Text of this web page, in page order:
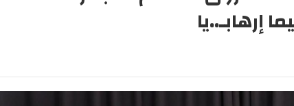
إرهابـ..يا